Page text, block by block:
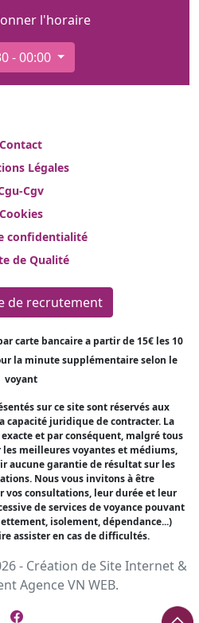
l'horaire
- 00:00
Contact
Légales
Cgv
Cookies
confidentialité
de Qualité
de recrutement
carte bancaire a partir de 15€ les 10
la minute supplémentaire selon le
voyant
sur ce site sont réservés aux
capacité juridique de contracter. La
et par conséquent, malgré tous
meilleures voyantes et médiums,
aucune garantie de résultat sur les
Nous vous invitons à être
consultations, leur durée et leur
de services de voyance pouvant
isolement, dépendance...)
assister en cas de difficultés.
- Création de Site Internet &
Agence VN WEB.